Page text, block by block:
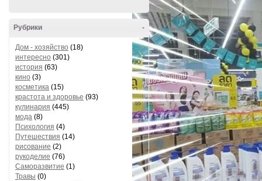
-
Рубрики
Дом - хозяйство (18)
интересно (301)
история (63)
кино (3)
косметика (15)
крастота и здоровье (93)
кулинария (445)
мода (8)
Психология (4)
Путешествия (14)
рисование (2)
рукоделие (76)
Саморазвитие (1)
Травы (0)